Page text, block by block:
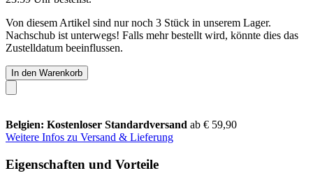
Von diesem Artikel sind nur noch 3 Stück in unserem Lager.
Nachschub ist unterwegs! Falls mehr bestellt wird, könnte dies das
Zustelldatum beeinflussen.
In den Warenkorb
Belgien: Kostenloser Standardversand ab € 59,90
Weitere Infos zu Versand & Lieferung
Eigenschaften und Vorteile